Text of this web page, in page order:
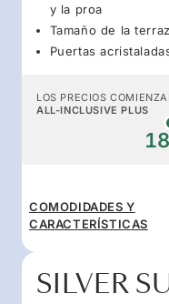
y la proa
Tamaño de la
Puertas
LOS PRECIOS
ALL-INCLUSIVE PLUS
COMODIDADES Y
CARACTERÍSTICAS
SILVER